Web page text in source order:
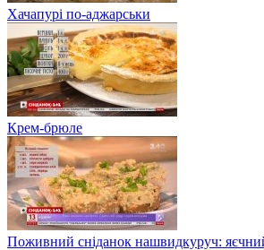
Хачапурі по-аджарськи
Крем-брюле
Поживний сніданок нашвидкуруч: